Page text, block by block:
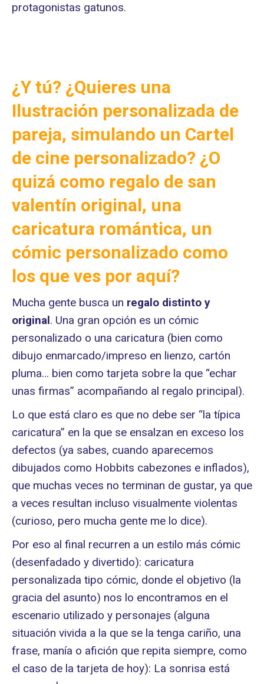
protagonistas gatunos.
¿Y tú? ¿Quieres una
Ilustración personalizada de
pareja, simulando un Cartel
de cine personalizado? ¿O
quizá como regalo de san
valentín original, una
caricatura romántica, un
cómic personalizado como
los que ves por aquí?
Mucha gente busca un regalo distinto y
original. Una gran opción es un cómic
personalizado o una caricatura (bien como
dibujo enmarcado/impreso en lienzo, cartón
pluma… bien como tarjeta sobre la que “echar
unas firmas” acompañando al regalo principal).
Lo que está claro es que no debe ser “la típica
caricatura” en la que se ensalzan en exceso los
defectos (ya sabes, cuando aparecemos
dibujados como Hobbits cabezones e inflados),
que muchas veces no terminan de gustar, ya que
a veces resultan incluso visualmente violentas
(curioso, pero mucha gente me lo dice).
Por eso al final recurren a un estilo más cómic
(desenfadado y divertido): caricatura
personalizada tipo cómic, donde el objetivo (la
gracia del asunto) nos lo encontramos en el
escenario utilizado y personajes (alguna
situación vivida a la que se la tenga cariño, una
frase, manía o afición que repita siempre, como
el caso de la tarjeta de hoy): La sonrisa está